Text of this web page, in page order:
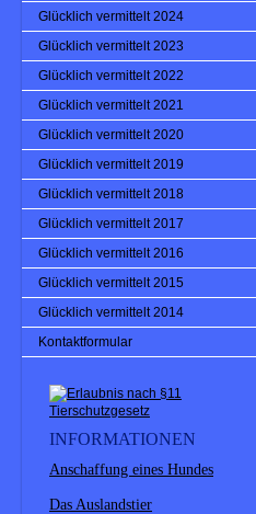
Glücklich vermittelt 2024
Glücklich vermittelt 2023
Glücklich vermittelt 2022
Glücklich vermittelt 2021
Glücklich vermittelt 2020
Glücklich vermittelt 2019
Glücklich vermittelt 2018
Glücklich vermittelt 2017
Glücklich vermittelt 2016
Glücklich vermittelt 2015
Glücklich vermittelt 2014
Kontaktformular
INFORMATIONEN
Anschaffung eines Hundes
Das Auslandstier